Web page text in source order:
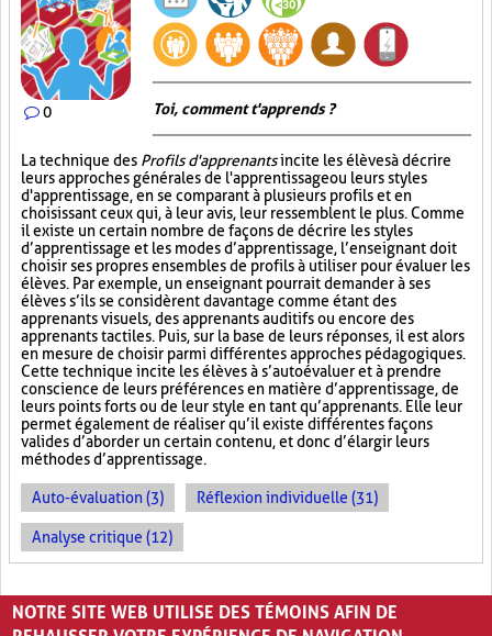
0 Toi, comment t'apprends ?
La technique des Profils d'apprenantsincite les élèves à décrire
leurs approches générales de l'apprentissage ou leurs styles
d'apprentissage, en se comparant à plusieurs profils et en
choisissant ceux qui, à leur avis, leur ressemblent le plus. Comme
il existe un certain nombre de façons de décrire les styles
d’apprentissage et les modes d’apprentissage, l’enseignant doit
choisir ses propres ensembles de profils à utiliser pour évaluer les
élèves. Par exemple, un enseignant pourrait demander à ses
élèves s’ils se considèrent davantage comme étant des
apprenants visuels, des apprenants auditifs ou encore des
apprenants tactiles. Puis, sur la base de leurs réponses, il est alors
en mesure de choisir parmi différentes approches pédagogiques.
Cette technique incite les élèves à s’autoévaluer et à prendre
conscience de leurs préférences en matière d’apprentissage, de
leurs points forts ou de leur style en tant qu’apprenants. Elle leur
permet également de réaliser qu’il existe différentes façons
valides d’aborder un certain contenu, et donc d’élargir leurs
méthodes d’apprentissage.
Auto-évaluation (3) Réflexion individuelle (31)
Analyse critique (12)
PAGES
« ‹ 1 2 3
NOTRE SITE WEB UTILISE DES TÉMOINS AFIN DE